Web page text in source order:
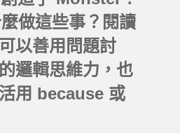
做這些事？閱讀
以善用問題討
邏輯思維力，也
用 because 或